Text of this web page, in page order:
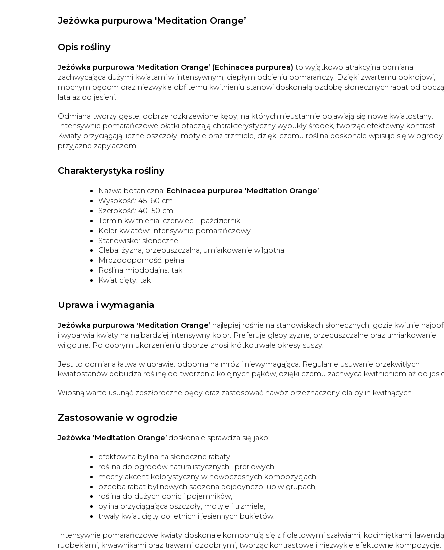
Jeżówka purpurowa 'Meditation Orange’
Opis rośliny
Jeżówka purpurowa 'Meditation Orange’ (Echinacea purpurea) to wyjątkowo atrakcyjna odmiana
zachwycająca dużymi kwiatami w intensywnym, ciepłym odcieniu pomarańczy. Dzięki zwartemu pokrojowi,
mocnym pędom oraz niezwykle obfitemu kwitnieniu stanowi doskonałą ozdobę słonecznych rabat od
lata aż do jesieni.
Odmiana tworzy gęste, dobrze rozkrzewione kępy, na których nieustannie pojawiają się nowe kwiatostany.
Intensywnie pomarańczowe płatki otaczają charakterystyczny wypukły środek, tworząc efektowny kontrast.
Kwiaty przyciągają liczne pszczoły, motyle oraz trzmiele, dzięki czemu roślina doskonale wpisuje się w ogrody
przyjazne zapylaczom.
Charakterystyka rośliny
Nazwa botaniczna: Echinacea purpurea 'Meditation Orange’
Wysokość: 45–60 cm
Szerokość: 40–50 cm
Termin kwitnienia: czerwiec – październik
Kolor kwiatów: intensywnie pomarańczowy
Stanowisko: słoneczne
Gleba: żyzna, przepuszczalna, umiarkowanie wilgotna
Mrozoodporność: pełna
Roślina miododajna: tak
Kwiat cięty: tak
Uprawa i wymagania
Jeżówka purpurowa 'Meditation Orange’ najlepiej rośnie na stanowiskach słonecznych, gdzie kwitnie
i wybarwia kwiaty na najbardziej intensywny kolor. Preferuje gleby żyzne, przepuszczalne oraz umiarkowanie
wilgotne. Po dobrym ukorzenieniu dobrze znosi krótkotrwałe okresy suszy.
Jest to odmiana łatwa w uprawie, odporna na mróz i niewymagająca. Regularne usuwanie przekwitłych
kwiatostanów pobudza roślinę do tworzenia kolejnych pąków, dzięki czemu zachwyca kwitnieniem aż do
Wiosną warto usunąć zeszłoroczne pędy oraz zastosować nawóz przeznaczony dla bylin kwitnących.
Zastosowanie w ogrodzie
Jeżówka 'Meditation Orange’ doskonale sprawdza się jako:
efektowna bylina na słoneczne rabaty,
roślina do ogrodów naturalistycznych i preriowych,
mocny akcent kolorystyczny w nowoczesnych kompozycjach,
ozdoba rabat bylinowych sadzona pojedynczo lub w grupach,
roślina do dużych donic i pojemników,
bylina przyciągająca pszczoły, motyle i trzmiele,
trwały kwiat cięty do letnich i jesiennych bukietów.
Intensywnie pomarańczowe kwiaty doskonale komponują się z fioletowymi szałwiami, kocimiętkami,
rudbekiami, krwawnikami oraz trawami ozdobnymi, tworząc kontrastowe i niezwykle efektowne kompozycje.